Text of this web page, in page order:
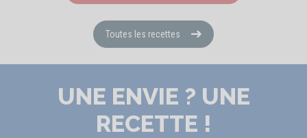
Toutes les recettes
UNE ENVIE ? UNE
RECETTE !